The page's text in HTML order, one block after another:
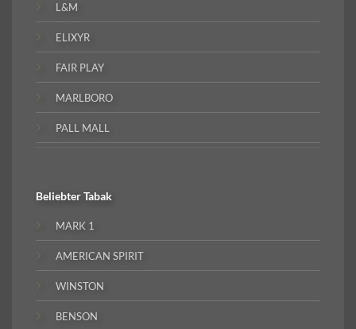
L&M
ELIXYR
FAIR PLAY
MARLBORO
PALL MALL
BeliebterTabak
MARK 1
AMERICAN SPIRIT
WINSTON
BENSON